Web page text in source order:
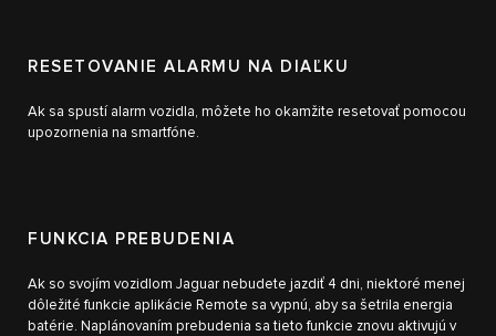
RESETOVANIE ALARMU NA DIAĽKU
Ak sa spustí alarm vozidla, môžete ho okamžite resetovať pomocou
upozornenia na smartfóne.
FUNKCIA PREBUDENIA
Ak so svojím vozidlom Jaguar nebudete jazdiť 4 dni, niektoré menej
dôležité funkcie aplikácie Remote sa vypnú, aby sa šetrila energia
batérie. Naplánovaním prebudenia sa tieto funkcie znovu aktivujú v